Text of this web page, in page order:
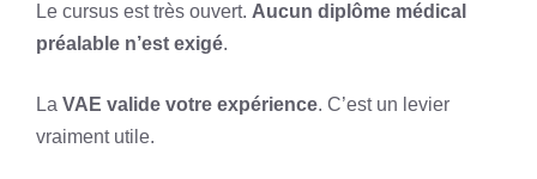
Le cursus est très ouvert. Aucun diplôme médical
préalable n’est exigé.
La VAE valide votre expérience. C’est un levier
vraiment utile.